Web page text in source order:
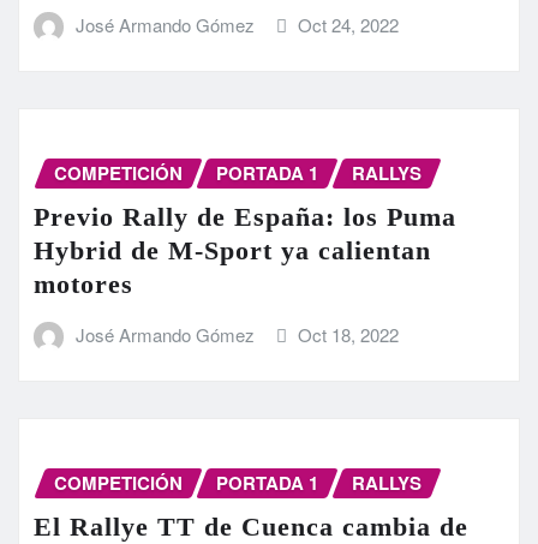
José Armando Gómez Oct 24, 2022
COMPETICIÓN PORTADA 1 RALLYS
Previo Rally de España: los Puma
Hybrid de M-Sport ya calientan
motores
José Armando Gómez Oct 18, 2022
COMPETICIÓN PORTADA 1 RALLYS
El Rallye TT de Cuenca cambia de